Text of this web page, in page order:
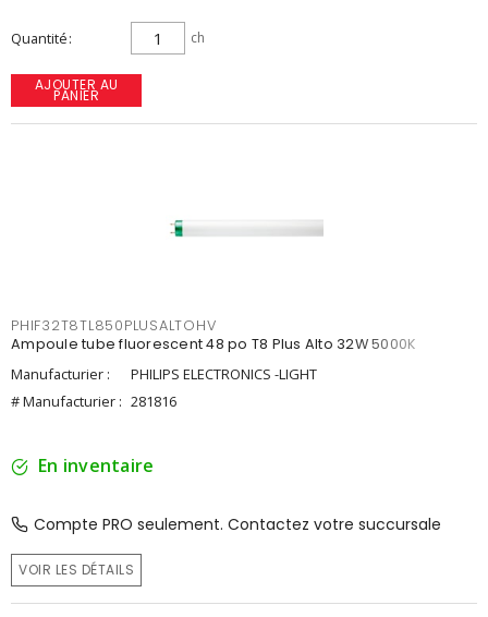
Quantité ch
AJOUTER AU
PANIER
PHIF32T8TL850PLUSALTOHV
Ampoule tube fluorescent 48 po T8 Plus Alto 32W 5000K
Manufacturier :
PHILIPS ELECTRONICS -LIGHT
# Manufacturier : 281816
En inventaire
Compte PRO seulement. Contactez votre succursale
VOIR LES DÉTAILS